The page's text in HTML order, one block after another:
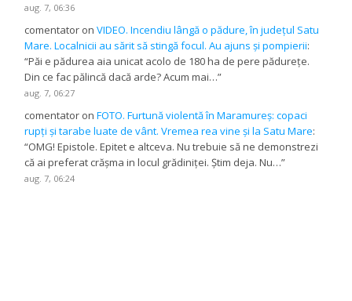
aug. 7, 06:36
comentator onVIDEO. Incendiu lângă o pădure, în județul Satu
Mare. Localnicii au sărit să stingă focul. Au ajuns și pompierii:
“Păi e pădurea aia unicat acolo de 180 ha de pere pădurețe.
Din ce fac pălincă dacă arde? Acum mai…”
aug. 7, 06:27
comentator onFOTO. Furtună violentă în Maramureș: copaci
rupți și tarabe luate de vânt. Vremea rea vine și la Satu Mare:
“OMG! Epistole. Epitet e altceva. Nu trebuie să ne demonstrezi
că ai preferat crășma in locul grădiniței. Știm deja. Nu…”
aug. 7, 06:24